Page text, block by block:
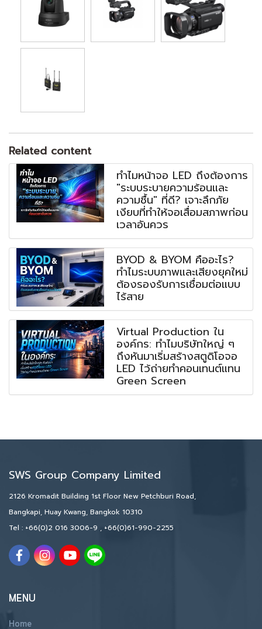
Related content
ทำไมหน้าจอ LED ถึงต้องการ
"ระบบระบายความร้อนและ
ความชื้น" ที่ดี? เจาะลึกภัย
เงียบที่ทำให้จอเสื่อมสภาพก่อน
เวลาอันควร
BYOD & BYOM คืออะไร?
ทำไมระบบภาพและเสียงยุคใหม่
ต้องรองรับการเชื่อมต่อแบบ
ไร้สาย
Virtual Production ใน
องค์กร: ทำไมบริษัทใหญ่ ๆ
ถึงหันมาเริ่มสร้างสตูดิโอจอ
LED ไว้ถ่ายทำคอนเทนต์แทน
Green Screen
SWS Group Company Limited
2126 Kromadit Building 1st Floor New Petchburi Road,
Bangkapi, Huay Kwang, Bangkok 10310
Tel : +66(0)2 016 3006-9 , +66(0)61-990-2255
MENU
Home